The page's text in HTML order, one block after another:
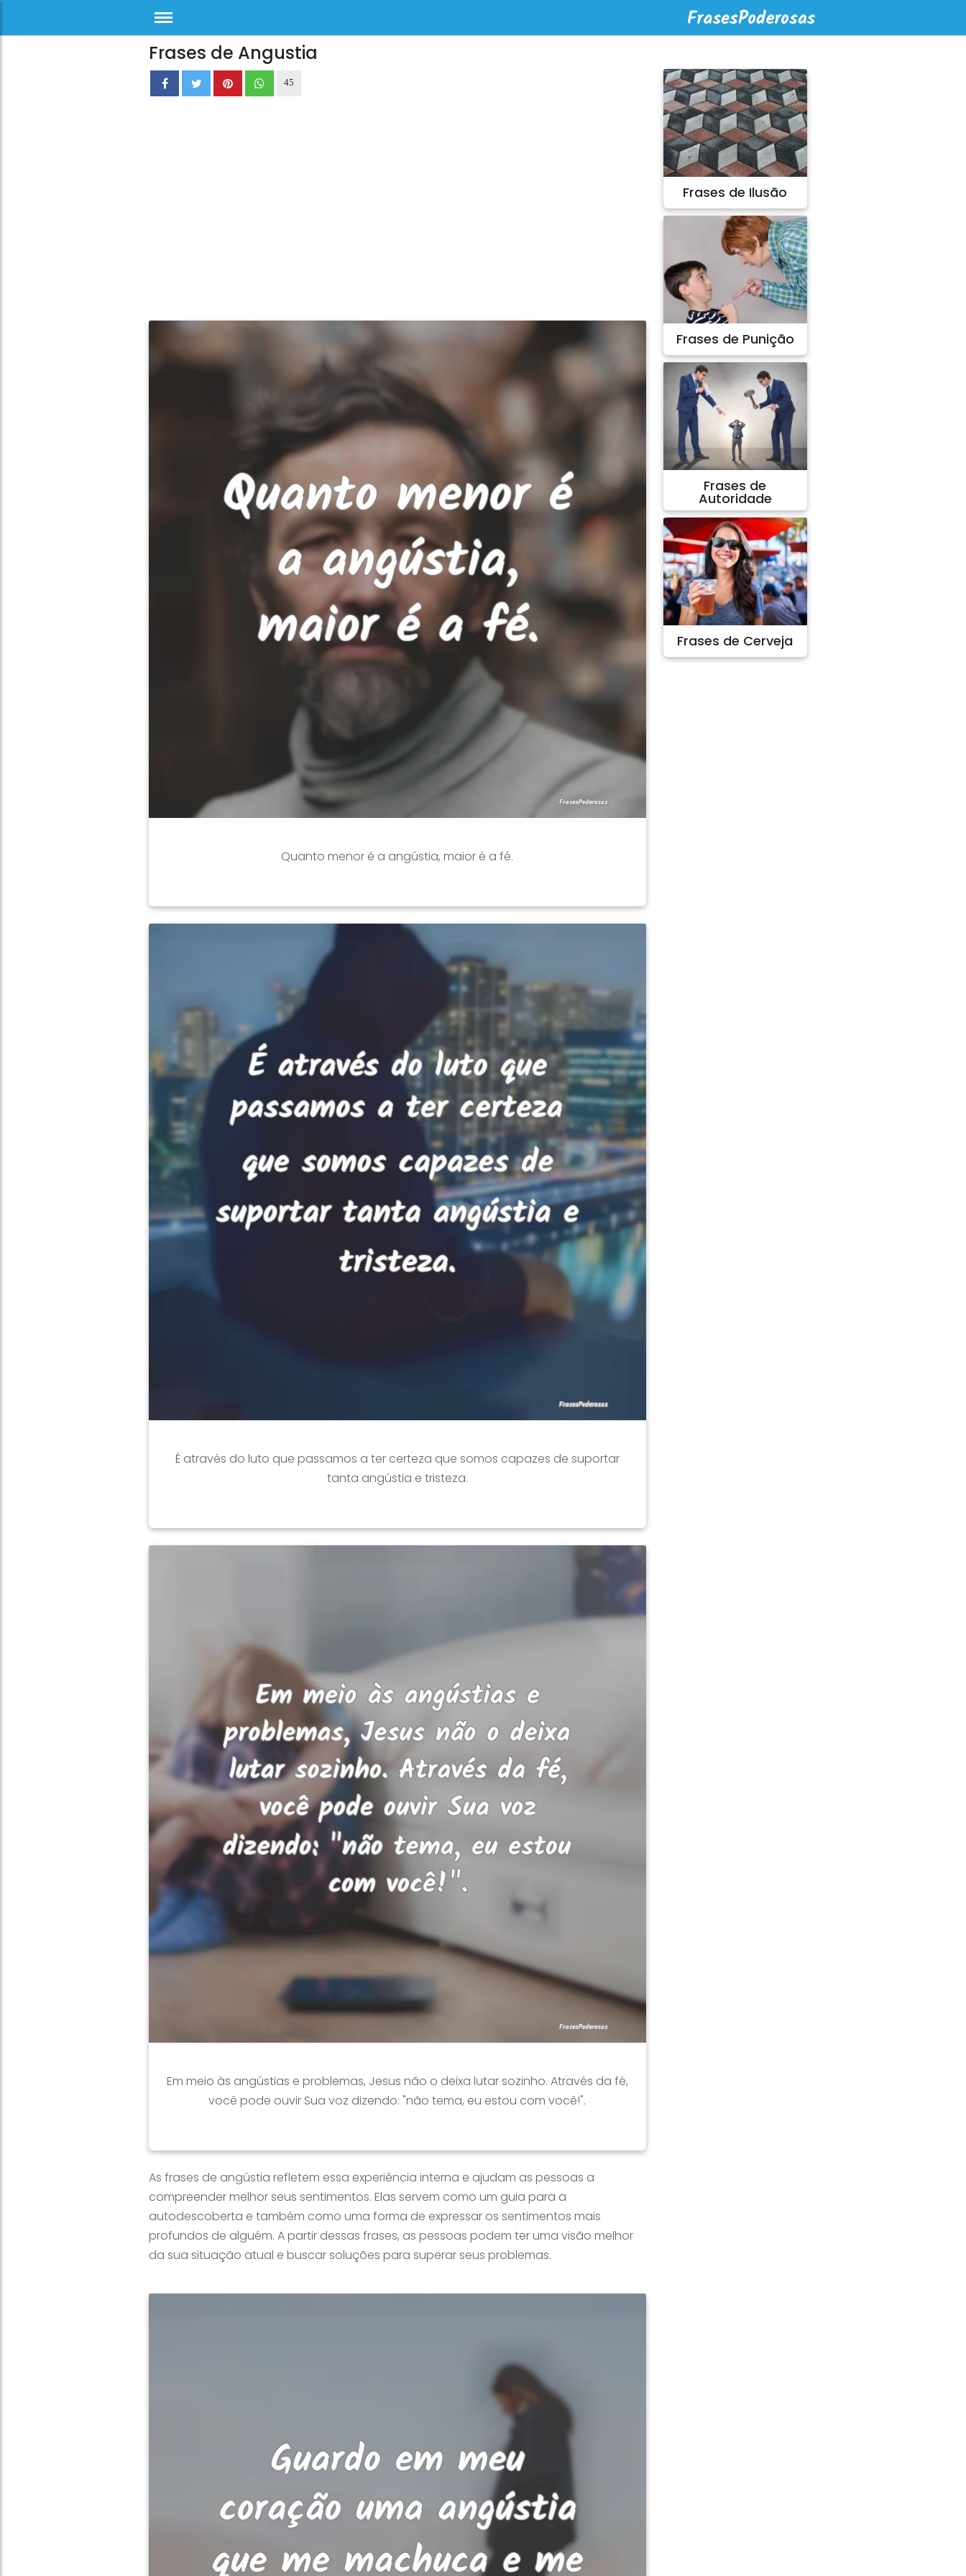
Frases de Angustia
45
Quanto menor é a angústia, maior é a fé.
É através do luto que passamos a ter certeza que somos capazes de suportar
tanta angústia e tristeza.
Em meio às angústias e problemas, Jesus não o deixa lutar sozinho. Através da fé,
você pode ouvir Sua voz dizendo: "não tema, eu estou com você!".
As frases de angústia refletem essa experiência interna e ajudam as pessoas a
compreender melhor seus sentimentos. Elas servem como um guia para a
autodescoberta e também como uma forma de expressar os sentimentos mais
profundos de alguém. A partir dessas frases, as pessoas podem ter uma visão melhor
da sua situação atual e buscar soluções para superar seus problemas.
Frases de Ilusão
Frases de Punição
Frases de
Autoridade
Frases de Cerveja